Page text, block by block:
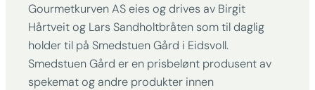
Gourmetkurven AS eies og drives av Birgit
Hårtveit og Lars Sandholtbråten som til daglig
holder til på Smedstuen Gård i Eidsvoll.
Smedstuen Gård er en prisbelønt produsent av
spekemat og andre produkter innen